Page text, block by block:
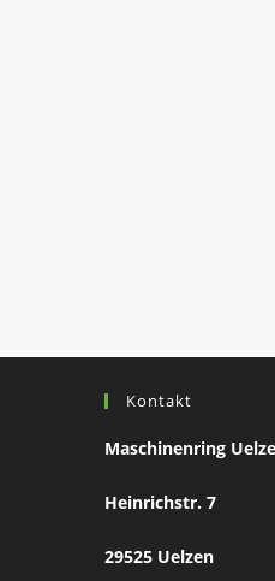
Kontakt
Maschinenring
Heinrichstr. 7
29525 Uelzen